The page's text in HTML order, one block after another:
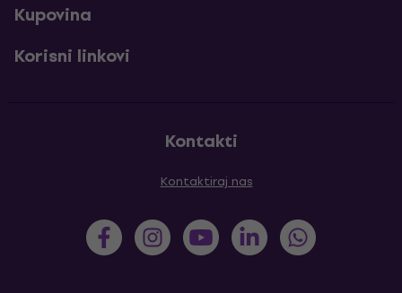
Kupovina
Korisni linkovi
Kontakti
Kontaktiraj nas